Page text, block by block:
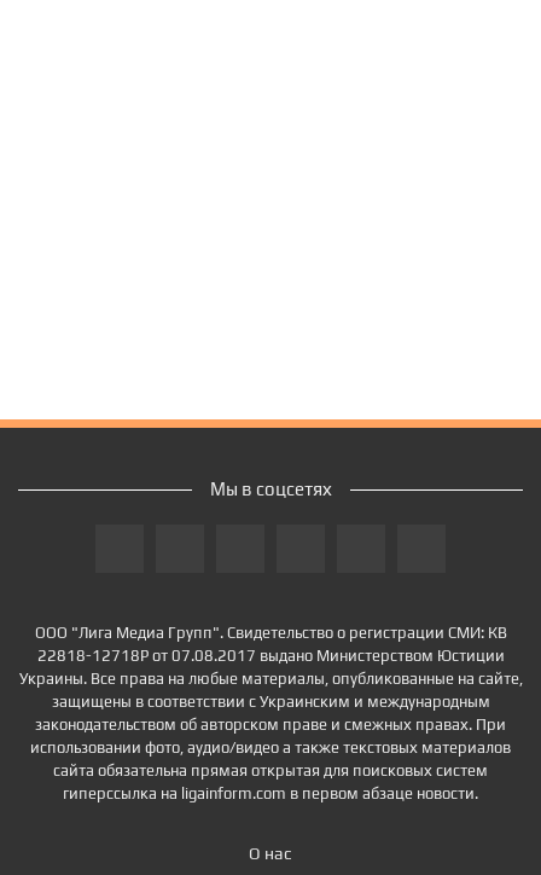
ООО "Лига Медиа Групп". Свидетельство о регистрации СМИ: КВ
22818-12718Р от 07.08.2017 выдано Министерством Юстиции
Украины. Все права на любые материалы, опубликованные на сайте,
защищены в соответствии с Украинским и международным
законодательством об авторском праве и смежных правах. При
использовании фото, аудио/видео а также текстовых материалов
сайта обязательна прямая открытая для поисковых систем
гиперссылка на ligainform.com в первом абзаце новости.
О нас
Мы в соцсетях